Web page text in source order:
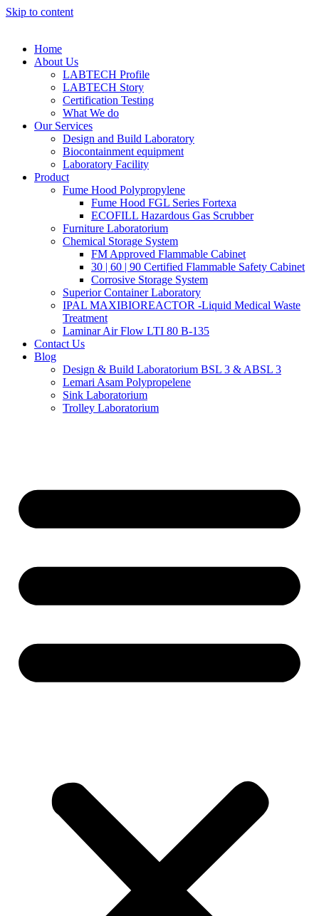
Skip to content
Home
About Us
LABTECH Profile
LABTECH Story
Certification Testing
What We do
Our Services
Design and Build Laboratory
Biocontainment equipment
Laboratory Facility
Product
Fume Hood Polypropylene
Fume Hood FGL Series Fortexa
ECOFILL Hazardous Gas Scrubber
Furniture Laboratorium
Chemical Storage System
FM Approved Flammable Cabinet
30 | 60 | 90 Certified Flammable Safety Cabinet
Corrosive Storage System
Superior Container Laboratory
IPAL MAXIBIOREACTOR -Liquid Medical Waste
Treatment
Laminar Air Flow LTI 80 B-135
Contact Us
Blog
Design & Build Laboratorium BSL 3 & ABSL 3
Lemari Asam Polypropelene
Sink Laboratorium
Trolley Laboratorium